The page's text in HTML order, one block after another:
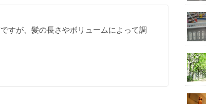
すが、髪の長さやボリュームによって調